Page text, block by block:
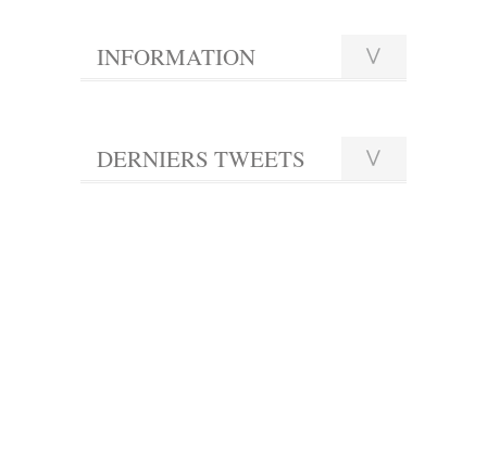
INFORMATION
DERNIERS TWEETS